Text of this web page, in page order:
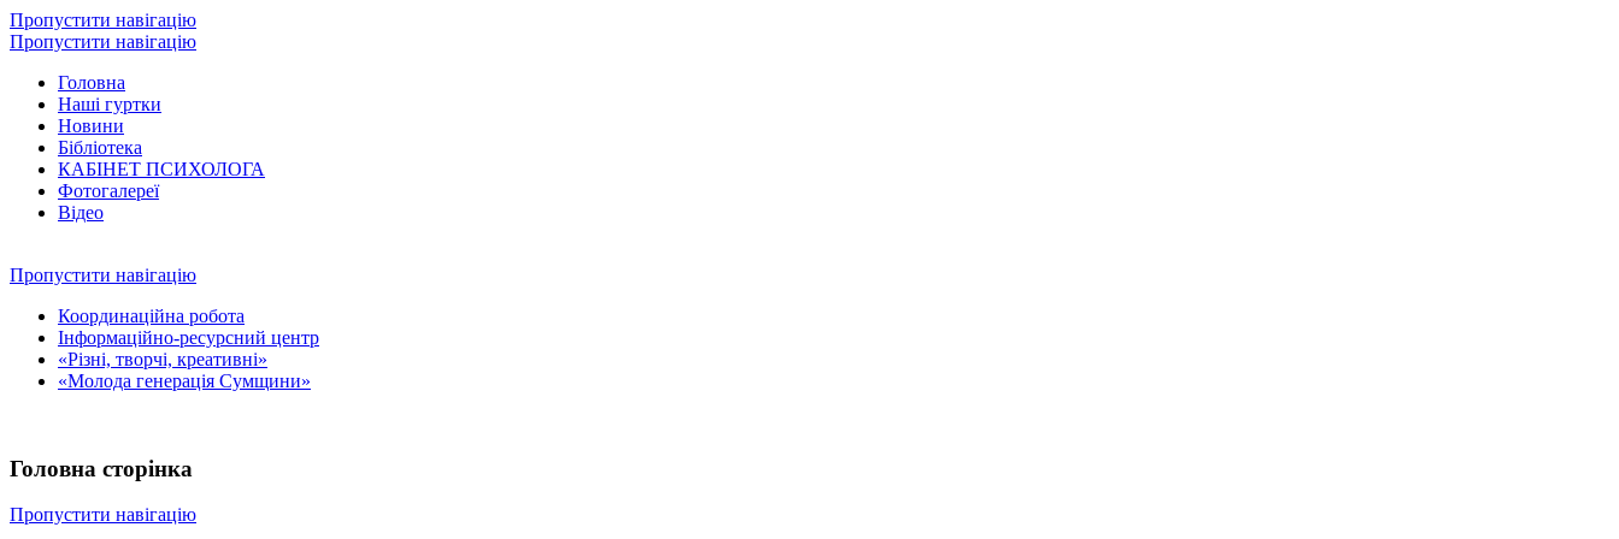
Пропустити навігацію
Пропустити навігацію
Головна
Наші гуртки
Новини
Бібліотека
КАБІНЕТ ПСИХОЛОГА
Фотогалереї
Відео
Пропустити навігацію
Координаційна робота
Інформаційно-ресурсний центр
«Різні, творчі, креативні»
«Молода генерація Сумщини»
Головна сторінка
Пропустити навігацію